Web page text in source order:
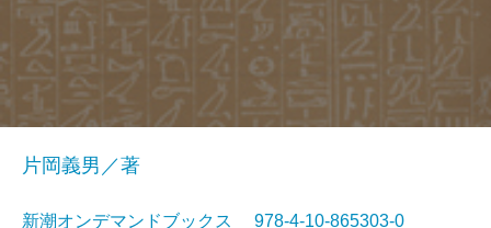
片岡義男／著
新潮オンデマンドブックス 978-4-10-865303-0